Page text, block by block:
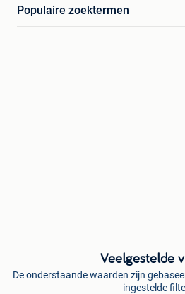
Populaire zoektermen
Veelgestelde
De onderstaande waarden zijn
ingestelde